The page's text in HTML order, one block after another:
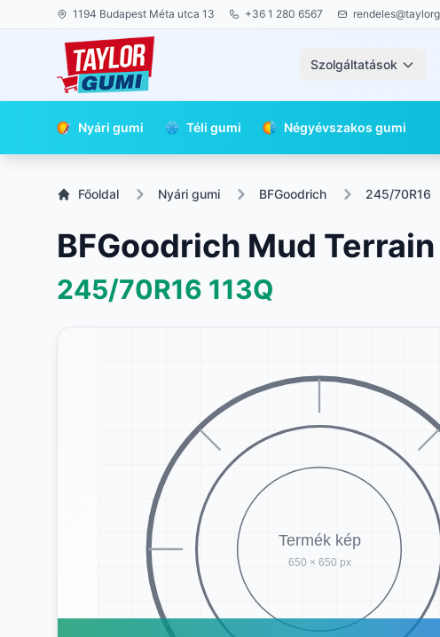
1194 Budapest Méta utca 13 +36 1 280 6567
Szolgáltatások
Nyári gumi Téli gumi Négyévszakos gumi
Főoldal Nyári gumi BFGoodrich 245/70R16
BFGoodrich Mud
245/70R16 113Q